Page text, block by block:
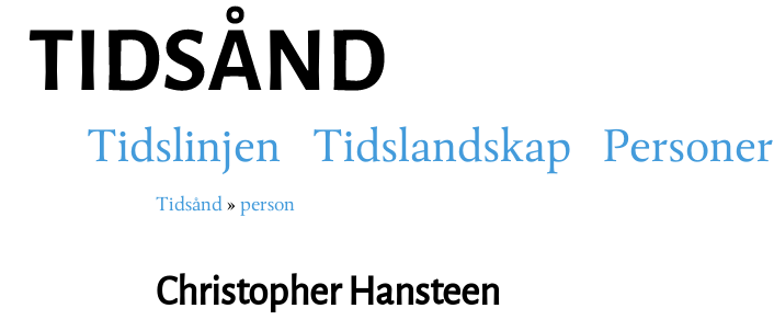
hovedinnhold
Main
navigation
Tidslinjen Tidslandskap Personer
Navigasjonssti
Tidsånd person
Christopher Hansteen